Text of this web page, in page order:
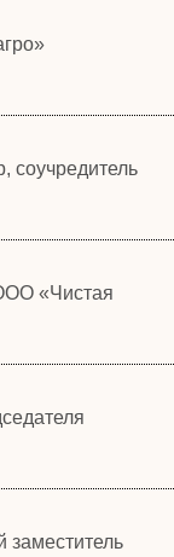
соучредитель
«Чистая